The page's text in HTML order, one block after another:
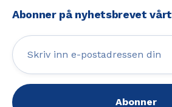
Abonner på nyhetsbrevet vårt